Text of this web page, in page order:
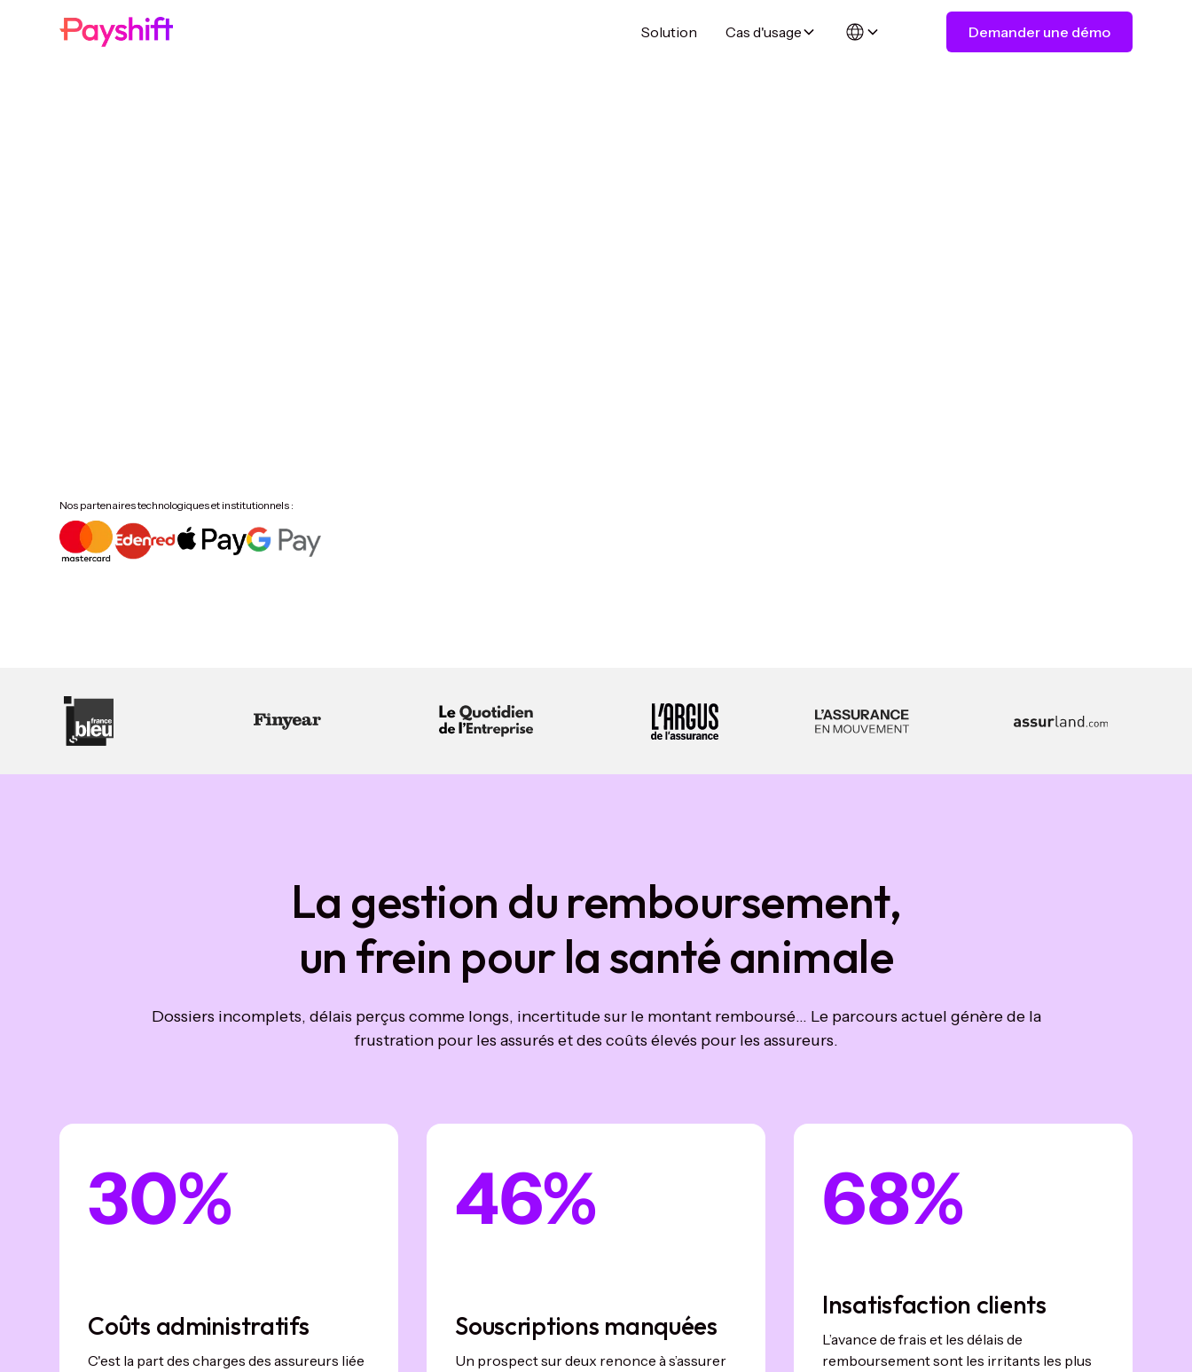
Solution Cas d'usage Demander une démo
Nos partenaires technologiques et institutionnels :
La gestion du remboursement,
un frein pour la santé animale
Dossiers incomplets, délais perçus comme longs, incertitude sur le montant remboursé… Le parcours actuel génère de la
frustration pour les assurés et des coûts élevés pour les assureurs.
30%
Coûts administratifs
C'est la part des charges des assureurs liée
46%
Souscriptions manquées
Un prospect sur deux renonce à s’assurer
68%
Insatisfaction clients
L’avance de frais et les délais de
remboursement sont les irritants les plus